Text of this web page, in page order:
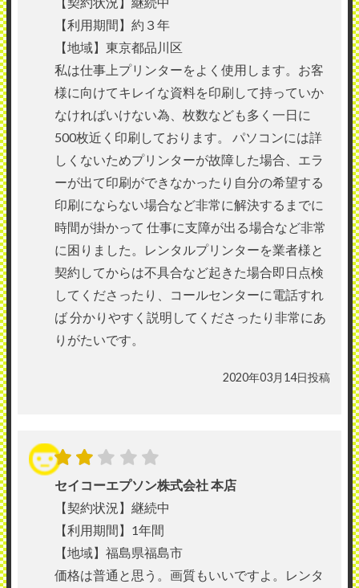
【利用期間】約３年
【地域】東京都品川区
私は仕事上プリンターをよく使用します。お客
様に向けてキレイな資料を印刷して持っていか
なければいけない為、枚数なども多く一日に
500枚近く印刷しております。 パソコンには詳
しくないためプリンターが故障した場合、エラ
ーが出て印刷ができなかったり自分の希望する
印刷にならない場合など非常に解決するまでに
時間が掛かって 仕事に支障が出る場合など非常
に困りました。レンタルプリンターを業者様と
契約してからは不具合など起きた場合即日点検
してくださったり、コールセンターに電話すれ
ば 分かりやすく説明してくださったり非常にあ
りがたいです。
2020年03月14日投稿
セイコーエプソン株式会社 本店
【契約状況】継続中
【利用期間】1年間
【地域】福島県福島市
価格は普通と思う。画質もいいですよ。レンタ